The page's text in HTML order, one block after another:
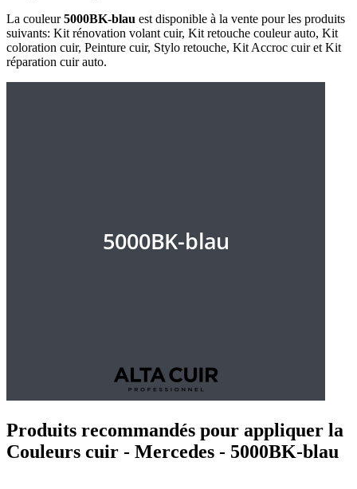
La couleur5000BK-blau est disponible à la vente pour les produits
suivants: Kit rénovation volant cuir, Kit retouche couleur auto, Kit
coloration cuir, Peinture cuir, Stylo retouche, Kit Accroc cuir et Kit
réparation cuir auto.
Produits recommandés pour appliquer la
Couleurs cuir - Mercedes - 5000BK-blau